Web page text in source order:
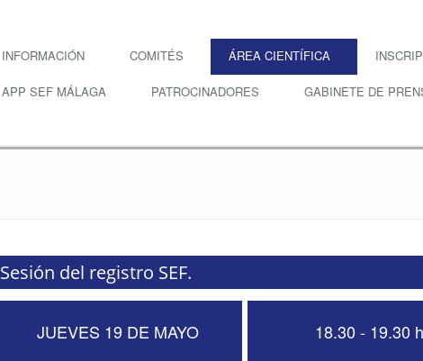
INFORMACIÓN COMITÉS ÁREA CIENTÍFICA
APP SEF MÁLAGA PATROCINADORES GABINETE DE
Sesión del registro SEF.
JUEVES 19 DE MAYO 18.30 - 19.30